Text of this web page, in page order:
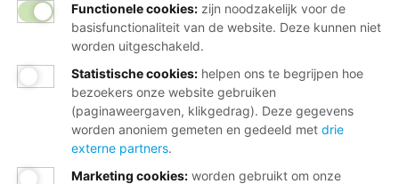
Functionele cookies: zijn noodzakelijk voor de
basisfunctionaliteit van de website. Deze kunnen niet
worden uitgeschakeld.
Statistische cookies: helpen ons te begrijpen hoe
bezoekers onze website gebruiken
(paginaweergaven, klikgedrag). Deze gegevens
worden anoniem gemeten en gedeeld met drie
externe partners.
Marketing cookies: worden gebruikt om onze